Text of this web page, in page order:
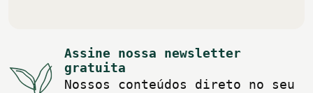
Assine nossa newsletter
gratuita
Nossos conteúdos direto no seu